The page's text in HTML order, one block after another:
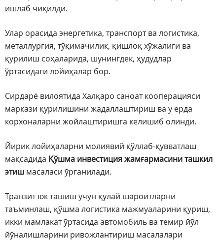
ишлаб чиқилди.
Улар орасида энергетика, транспорт ва логистика,
металлургия, тўқимачилик, қишлоқ хўжалиги ва
қурилиш соҳаларида, шунингдек, ҳудудлар
ўртасидаги лойиҳалар бор.
Сирдарё вилоятида Халқаро саноат кооперацияси
маркази қурилишини жадаллаштириш ва у ерда
корхоналарни жойлаштиришга келишиб олинди.
Йирик лойиҳаларни молиявий қўллаб-қувватлаш
мақсадида Қўшма инвестиция жамғармасини ташкил
этиш масаласи ўрганилади.
Транзит юк ташиш учун қулай шароитларни
таъминлаш, қўшма логистика мажмуаларини қуриш,
икки мамлакат ўртасида автомобиль ва темир йўл
йўналишларини ривожлантириш масалалари